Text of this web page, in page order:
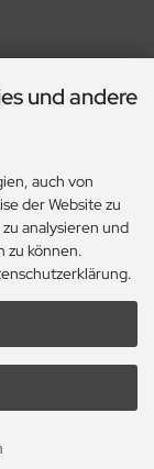
und andere
auch von
der Website zu
analysieren und
zu können.